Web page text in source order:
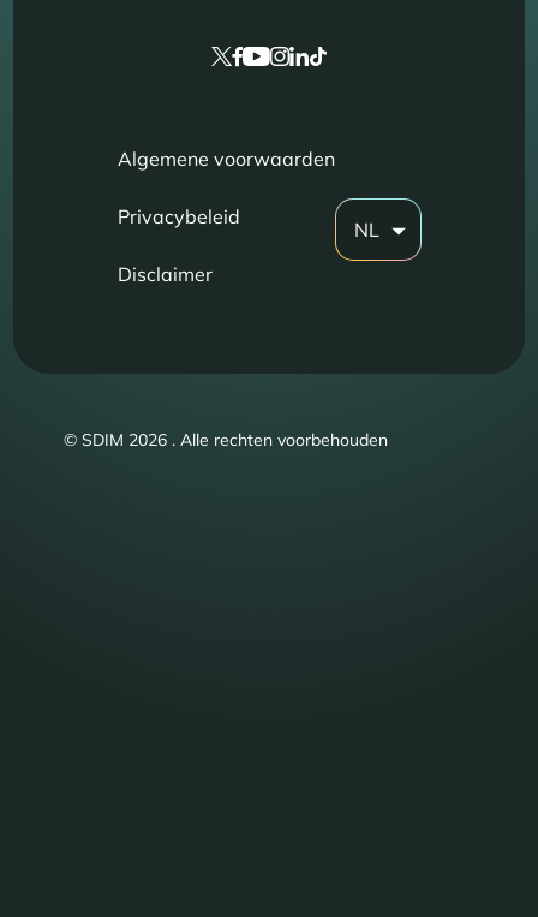
Algemene voorwaarden
Privacybeleid
Disclaimer
NL
© SDIM 2026 . Alle rechten voorbehouden